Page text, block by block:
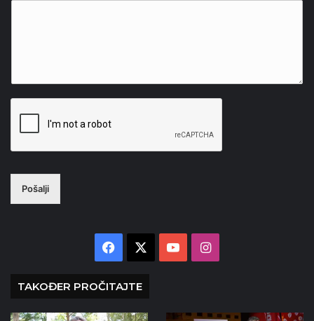
Pošalji
Facebook YouTubeInstagram
TAKOĐER PROČITAJTE